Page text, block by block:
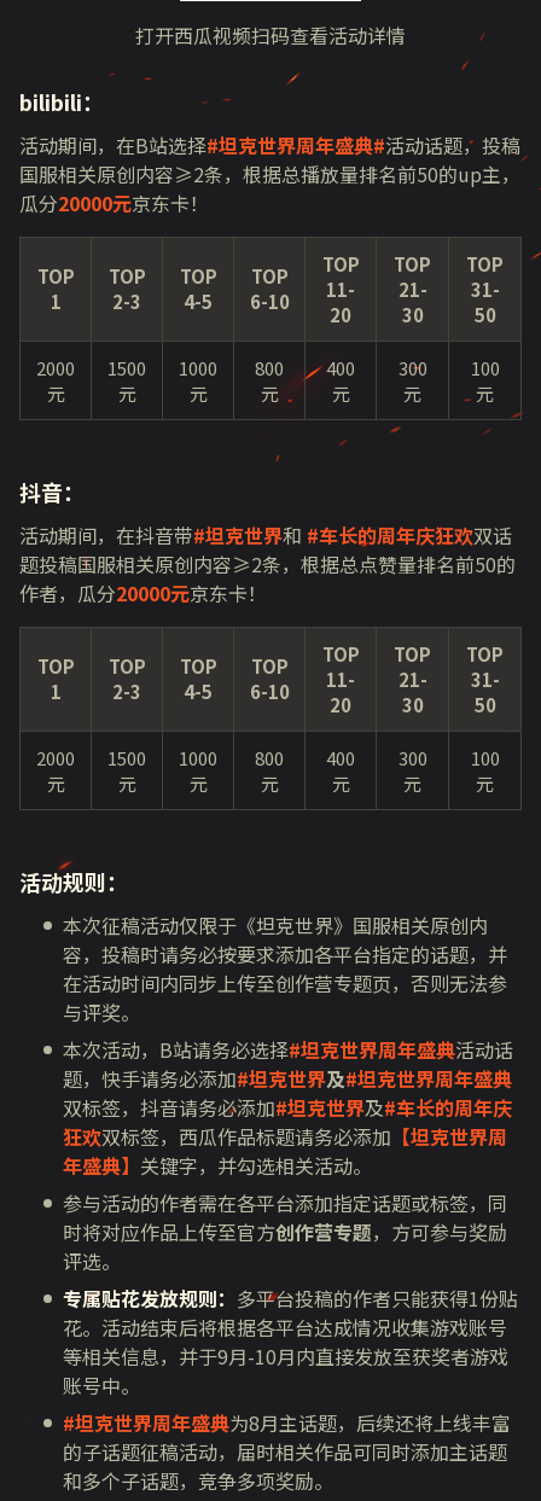
打开西瓜视频扫码查看活动详情
bilibili：
活动期间，在B站选择#坦克世界周年盛典#活动话题，投稿
国服相关原创内容≥2条，根据总播放量排名前50的up主，
瓜分20000元京东卡！
TOP
1
TOP
2-3
TOP
4-5
TOP
6-10
TOP
11-
20
TOP
21-
30
TOP
31-
50
2000
元
1500
元
1000
元
800
元
400
元
300
元
100
元
抖音：
活动期间，在抖音带#坦克世界和 #车长的周年庆狂欢双话
题投稿国服相关原创内容≥2条，根据总点赞量排名前50的
作者，瓜分20000元京东卡！
TOP
1
TOP
2-3
TOP
4-5
TOP
6-10
TOP
11-
20
TOP
21-
30
TOP
31-
50
2000
元
1500
元
1000
元
800
元
400
元
300
元
100
元
活动规则：
本次征稿活动仅限于《坦克世界》国服相关原创内
容，投稿时请务必按要求添加各平台指定的话题，并
在活动时间内同步上传至创作营专题页，否则无法参
与评奖。
本次活动， B站请务必选择#坦克世界周年盛典活动话
题，快手请务必添加#坦克世界及#坦克世界周年盛典
双标签，抖音请务必添加#坦克世界及#车长的周年庆
狂欢双标签，西瓜作品标题请务必添加 【坦克世界周
年盛典】 关键字，并勾选相关活动。
参与活动的作者需在各平台添加指定话题或标签，同
时将对应作品上传至官方创作营专题，方可参与奖励
评选。
专属贴花发放规则： 多平台投稿的作者只能获得1份贴
花。活动结束后将根据各平台达成情况收集游戏账号
等相关信息，并于9月-10月内直接发放至获奖者游戏
账号中。
#坦克世界周年盛典为8月主话题，后续还将上线丰富
的子话题征稿活动，届时相关作品可同时添加主话题
和多个子话题，竞争多项奖励。